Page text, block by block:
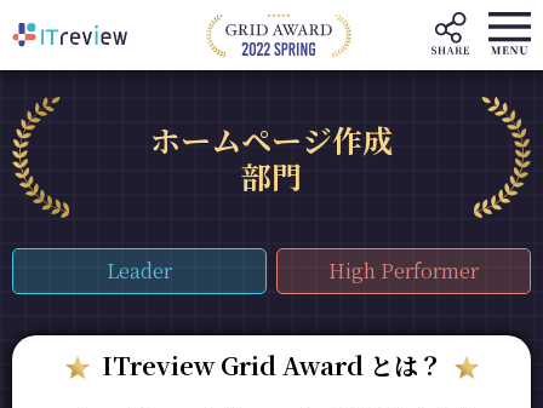
ホームページ作成
部門
Leader High Performer
ITreview Grid Award とは？